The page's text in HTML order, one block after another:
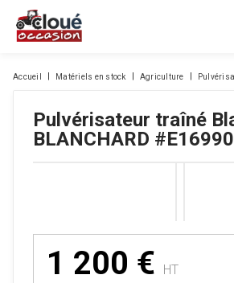
Mes favoris
Accueil Matériels en stock Agriculture
Pulvérisateur traîné
BLANCHARD
1 200 € HT